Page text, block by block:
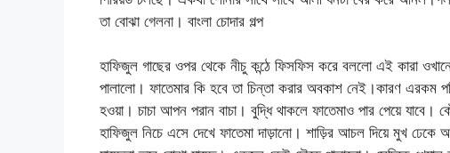
তা বোঝা গেলনা। বাংলা চোদার গল্প
হাফিজুল গাছের ওপর থেকে নীচু কন্ঠে ফিসফিস করে বললো এই কারা
পালালো। ফাতেমার কি হবে তা চিন্তা করার অবকাশ নেই।কারণ এরকম
হওয়া। চাচা আপন পরান বাচা। বুদ্ধি থাকলে ফাতেমাও পার পেয়ে
হাফিজুল নিচে এসে দেখে ফাতেমা দাড়ানো। শাড়ির আচল দিয়ে মুখ